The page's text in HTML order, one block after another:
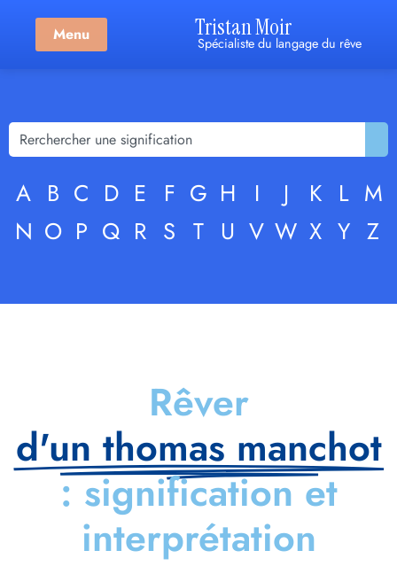
Menu Tristan Moir
Spécialiste du langage du rêve
A B C D E F G H I J K L M
N O P Q R S T U V W X Y Z
Rêver
d'un thomas manchot
: signification et
interprétation